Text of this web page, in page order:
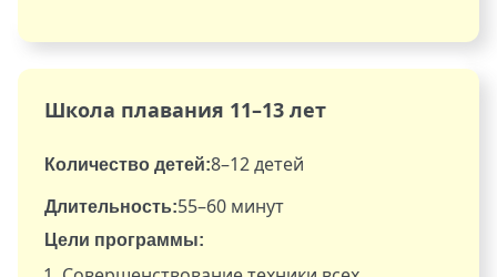
Школа плавания 11–13 лет
Количество детей:8–12 детей
Длительность:55–60 минут
Цели программы: